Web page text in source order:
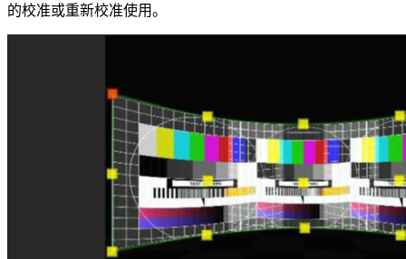
的校准或重新校准使用。